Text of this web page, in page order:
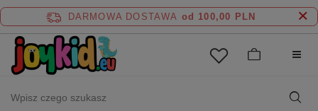
DARMOWA DOSTAWA od 100,00 PLN